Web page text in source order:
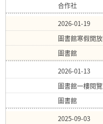
合作社
2026-01-19
圖書館寒假開
圖書館
2026-01-13
圖書館一樓閱
圖書館
2025-09-03